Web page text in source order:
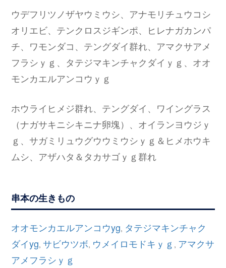
ウデフリツノザヤウミウシ、アナモリチュウコシ
オリエビ、テンクロスジギンポ、ヒレナガカンパ
チ、ワモンダコ、テングダイ群れ、アマクサアメ
フラシｙｇ、タテジマキンチャクダイｙｇ、オオ
モンカエルアンコウｙｇ
ホウライヒメジ群れ、テングダイ、ワイングラス
（ナガサキニシキニナ卵塊）、オイランヨウジｙ
ｇ、サガミリュウグウウミウシｙｇ＆ヒメホウキ
ムシ、アザハタ＆タカサゴｙｇ群れ
串本の生きもの
オオモンカエルアンコウyg, タテジマキンチャク
ダイyg,サビウツボ, ウメイロモドキｙｇ , アマクサ
アメフラシｙｇ